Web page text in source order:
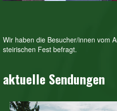
Wir haben die Besucher/innen vom
steirischen Fest befragt.
aktuelle Sendungen